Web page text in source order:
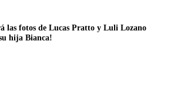
las fotos de Lucas Pratto y Luli Lozano